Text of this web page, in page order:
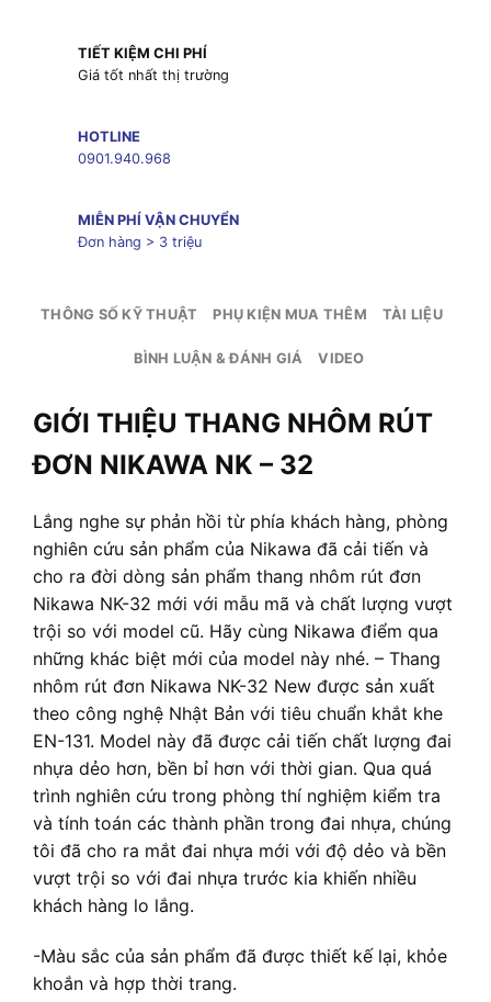
TIẾT KIỆM CHI PHÍ
Giá tốt nhất thị trường
HOTLINE
0901.940.968
MIỄN PHÍ VẬN CHUYỂN
Đơn hàng > 3 triệu
THÔNG SỐ KỸ THUẬT PHỤ KIỆN MUA THÊM TÀI LIỆU
BÌNH LUẬN & ĐÁNH GIÁ VIDEO
GIỚI THIỆU THANG NHÔM RÚT
ĐƠN NIKAWA NK – 32
Lắng nghe sự phản hồi từ phía khách hàng, phòng
nghiên cứu sản phẩm của Nikawa đã cải tiến và
cho ra đời dòng sản phẩm thang nhôm rút đơn
Nikawa NK-32 mới với mẫu mã và chất lượng vượt
trội so với model cũ. Hãy cùng Nikawa điểm qua
những khác biệt mới của model này nhé. – Thang
nhôm rút đơn Nikawa NK-32 New được sản xuất
theo công nghệ Nhật Bản với tiêu chuẩn khắt khe
EN-131. Model này đã được cải tiến chất lượng đai
nhựa dẻo hơn, bền bỉ hơn với thời gian. Qua quá
trình nghiên cứu trong phòng thí nghiệm kiểm tra
và tính toán các thành phần trong đai nhựa, chúng
tôi đã cho ra mắt đai nhựa mới với độ dẻo và bền
vượt trội so với đai nhựa trước kia khiến nhiều
khách hàng lo lắng.
-Màu sắc của sản phẩm đã được thiết kế lại, khỏe
khoắn và hợp thời trang.